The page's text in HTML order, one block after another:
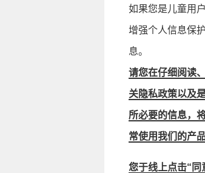
如果您是儿童用
增强个人信息保
息。
请您在仔细阅读
关隐私政策以及
所必要的信息，
常使用我们的产
您于线上点击“同